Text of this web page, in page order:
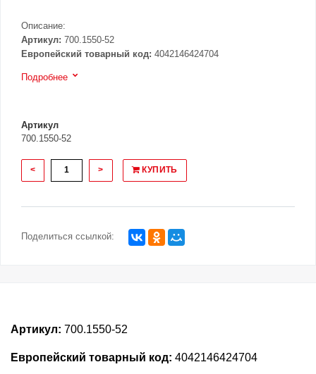
Описание:
Артикул: 700.1550-52
Европейский товарный код: 4042146424704
Подробнее
Артикул
700.1550-52
< > КУПИТЬ
Поделиться ссылкой:
Артикул: 700.1550-52
Европейский товарный код: 4042146424704